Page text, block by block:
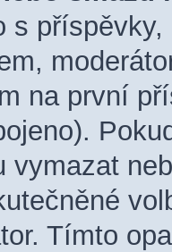
s
na první
vymazat
Tímto